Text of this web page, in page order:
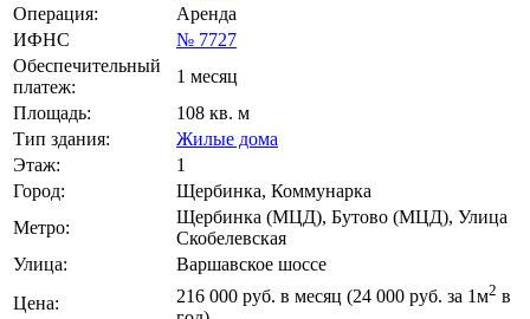
Операция:
Аренда
ИФНС
№ 7727
Обеспечительный
платеж:
1 месяц
Площадь:
108 кв. м
Тип здания:
Жилые дома
Этаж:
1
Город:
Щербинка, Коммунарка
Метро:
Щербинка (МЦД), Бутово (МЦД), Улица
Скобелевская
Улица:
Варшавское шоссе
Цена:
216 000 руб. в месяц (24 000 руб. за 1м2 в